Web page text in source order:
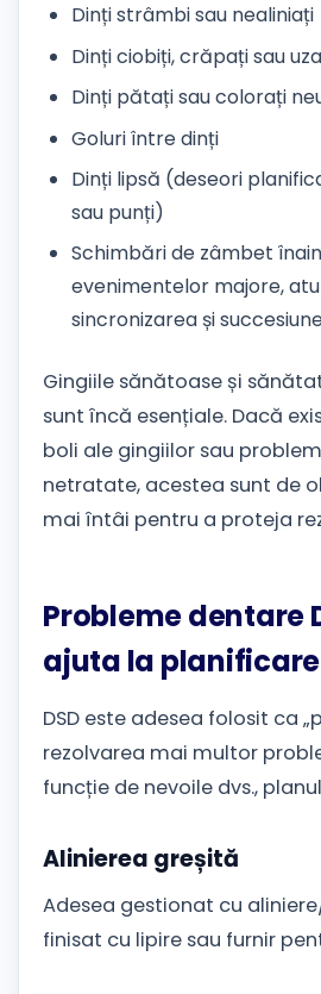
Dinți strâmbi sau nealiniați
Dinți ciobiți, crăpați sau
Dinți pătați sau colorați
Goluri între dinți
Dinți lipsă (deseori
sau punți)
Schimbări de zâmbet
evenimentelor majore,
sincronizarea și
Gingiile sănătoase și
sunt încă esențiale. Dacă
boli ale gingiilor sau
netratate, acestea sunt de
mai întâi pentru a proteja
Probleme dentare
ajuta la planificare
DSD este adesea folosit ca
rezolvarea mai multor
funcție de nevoile dvs.,
Alinierea greșită
Adesea gestionat cu
finisat cu lipire sau furnir